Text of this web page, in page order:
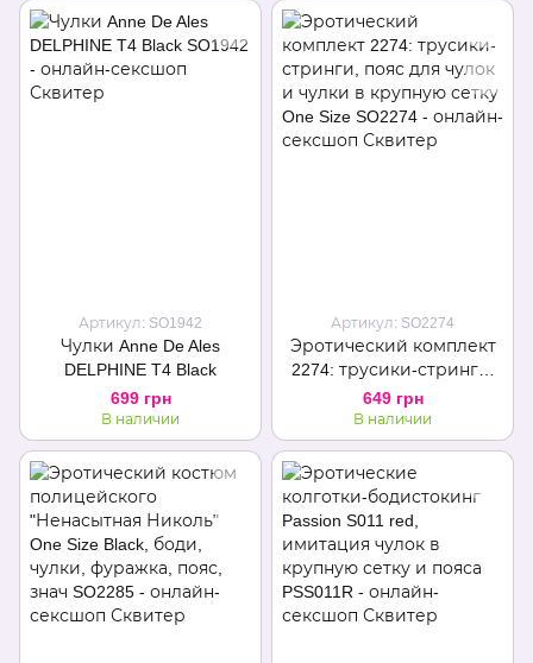
Артикул: SO1942
Чулки Anne De Ales
DELPHINE T4 Black
699 грн
В наличии
Артикул: SO2274
Эротический комплект
2274: трусики-стринги,
пояс для чулок и чулки в
крупную сетку One Size
649 грн
В наличии